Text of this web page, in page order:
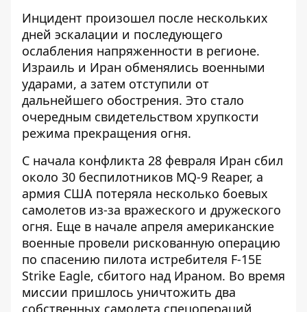
Инцидент произошел после нескольких
дней эскалации и последующего
ослабления напряженности в регионе.
Израиль и Иран обменялись военными
ударами, а затем отступили от
дальнейшего обострения. Это стало
очередным свидетельством хрупкости
режима прекращения огня.
С начала конфликта 28 февраля Иран сбил
около 30 беспилотников MQ-9 Reaper, а
армия США потеряла несколько боевых
самолетов из-за вражеского и дружеского
огня. Еще в начале апреля американские
военные провели рискованную операцию
по спасению пилота истребителя F-15E
Strike Eagle, сбитого над Ираном. Во время
миссии пришлось уничтожить два
собственных самолета спецопераций